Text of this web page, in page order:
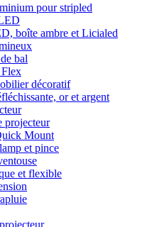
pour stripled
boîte ambre et Licialed
bal
décoratif
or et argent
projecteur
Mount
et pince
et flexible